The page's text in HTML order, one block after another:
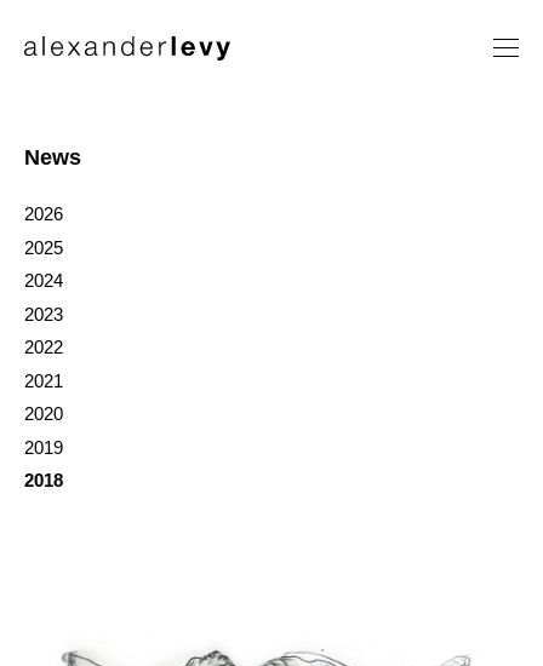
News
2026
2025
2024
2023
2022
2021
2020
2019
2018